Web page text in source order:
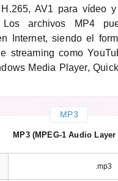
AV1 para vídeo
archivos MP4
Internet, siendo el
streaming como
Media Player,
MP3
MP3 (MPEG-1 Audio Layer
.mp3